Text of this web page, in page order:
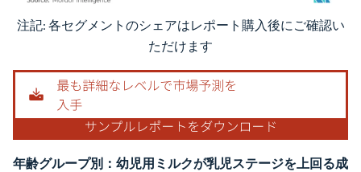
画像 © Mordor Intelligence。再利用にはCC BY 4.0の表示が必要です。
注記: 各セグメントのシェアはレポート購入後にご確認い
ただけます
年齢グループ別：幼児用ミルクが乳児ステージを上回る成